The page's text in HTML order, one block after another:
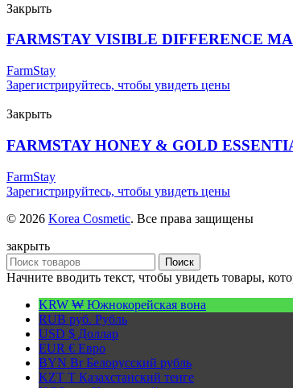
Закрыть
FARMSTAY VISIBLE DIFFERENCE
FarmStay
Зарегистрируйтесь, чтобы увидеть цены
Закрыть
FARMSTAY HONEY & GOLD
FarmStay
Зарегистрируйтесь, чтобы увидеть цены
© 2026 Korea Cosmetic. Все права защищены
закрыть
Поиск
Начните вводить текст, чтобы увидеть товары,
KRW ₩ Южнокорейская вона
RUB руб. Рубль
USD $ Доллар
EUR € Евро
BYN BrБелорусский рубль
KZT T Казахстанский тенге